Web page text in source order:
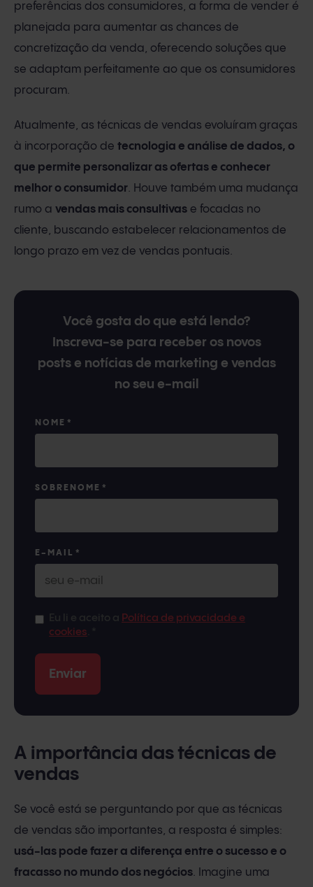
preferências dos consumidores, a forma de vender é
planejada para aumentar as chances de
concretização da venda, oferecendo soluções que
se adaptam perfeitamente ao que os consumidores
procuram.
Atualmente, as técnicas de vendas evoluíram graças
à incorporação de tecnologia e análise de dados, o
que permite personalizar as ofertas e conhecer
melhor o consumidor. Houve também uma mudança
rumo a vendas mais consultivas e focadas no
cliente, buscando estabelecer relacionamentos de
longo prazo em vez de vendas pontuais.
Você gosta do que está lendo?
Inscreva-se para receber os novos
posts e notícias de marketing e vendas
no seu e-mail
NOME *
SOBRENOME *
E-MAIL *
Política de privacidade e
cookies
A importância das técnicas de
vendas
Se você está se perguntando por que as técnicas
de vendas são importantes, a resposta é simples:
usá-las pode fazer a diferença entre o sucesso e o
fracasso no mundo dos negócios. Imagine uma